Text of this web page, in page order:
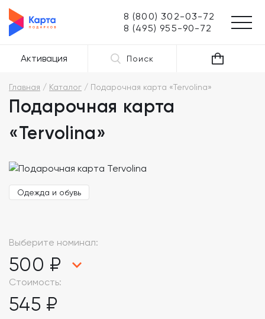
8 (800) 302-03-72
8 (495) 955-90-72
Активация Поиск
Главная Каталог Подарочная карта «Tervolina»
Подарочная карта
«Tervolina»
Одежда и обувь
Выберите номинал:
500 ₽
Стоимость:
545 ₽